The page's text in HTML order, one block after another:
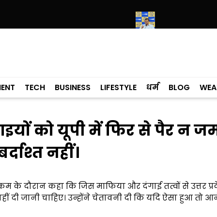
TECH BUSINESS LIFESTYLE धर्म BLOG
को यूपी में फिर से पैर न
नहीं।
के दौरान कहा कि जिस माफिया और दंगाई तत्वों से उत्तर
जानी चाहिए। उन्होंने चेतावनी दी कि यदि ऐसा हुआ तो